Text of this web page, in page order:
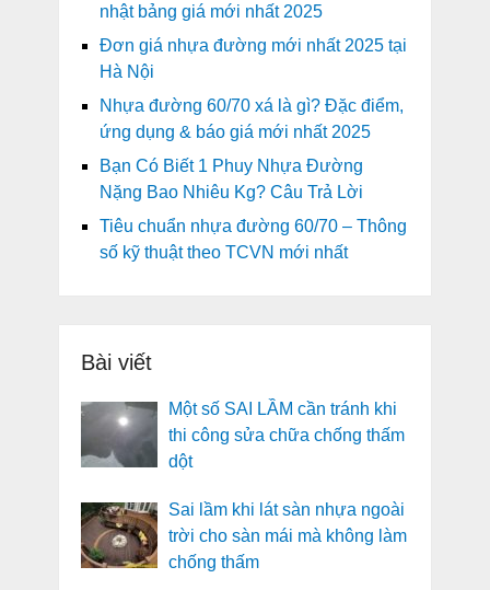
nhật bảng giá mới nhất 2025
Đơn giá nhựa đường mới nhất 2025 tại
Hà Nội
Nhựa đường 60/70 xá là gì? Đặc điểm,
ứng dụng & báo giá mới nhất 2025
Bạn Có Biết 1 Phuy Nhựa Đường
Nặng Bao Nhiêu Kg? Câu Trả Lời
Tiêu chuẩn nhựa đường 60/70 – Thông
số kỹ thuật theo TCVN mới nhất
Bài viết
Một số SAI LẦM cần tránh khi
thi công sửa chữa chống thấm
dột
Sai lầm khi lát sàn nhựa ngoài
trời cho sàn mái mà không làm
chống thấm